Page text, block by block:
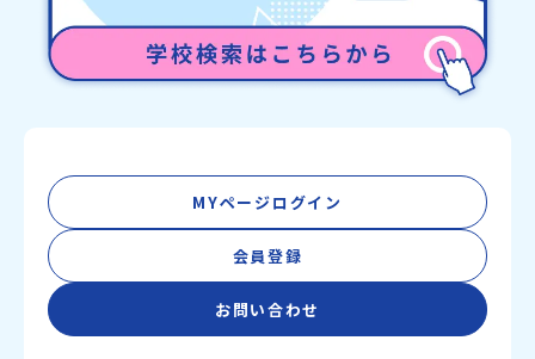
MYページログイン
会員登録
お問い合わせ